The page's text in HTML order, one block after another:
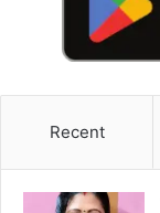
Recent